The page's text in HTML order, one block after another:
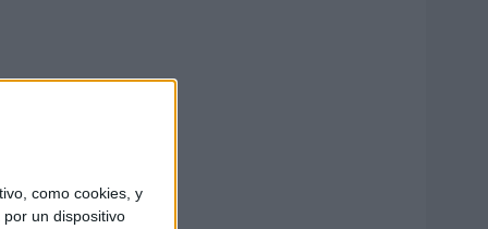
como cookies, y
un dispositivo